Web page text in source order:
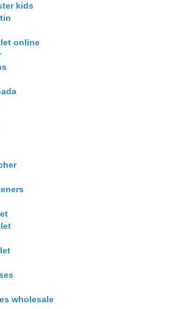
kids
online
wholesale